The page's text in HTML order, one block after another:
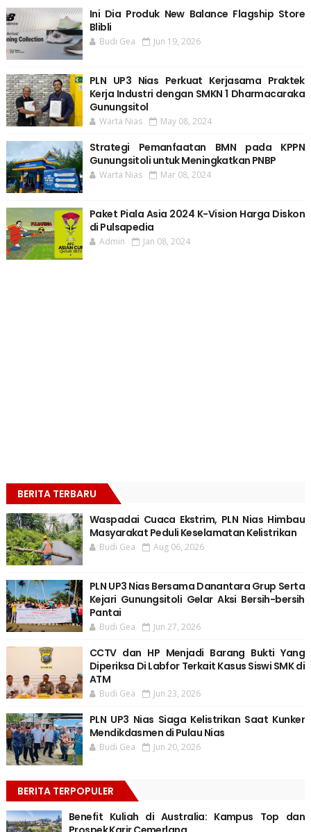
Ini Dia Produk New Balance Flagship Store
Blibli
Budi Gea Jun 19, 2026
PLN UP3 Nias Perkuat Kerjasama Praktek
Kerja Industri dengan SMKN 1 Dharmacaraka
Gunungsitol
Warta Nias May 08, 2024
Strategi Pemanfaatan BMN pada KPPN
Gunungsitoli untuk Meningkatkan PNBP
Warta Nias Mar 08, 2024
Paket Piala Asia 2024 K-Vision Harga Diskon
di Pulsapedia
Admin Jan 08, 2024
BERITA TERBARU
Waspadai Cuaca Ekstrim, PLN Nias Himbau
Masyarakat Peduli Keselamatan Kelistrikan
Budi Gea Aug 06, 2026
PLN UP3 Nias Bersama Danantara Grup Serta
Kejari Gunungsitoli Gelar Aksi Bersih-bersih
Pantai
Budi Gea Jun 27, 2026
CCTV dan HP Menjadi Barang Bukti Yang
Diperiksa Di Labfor Terkait Kasus Siswi SMK di
ATM
Budi Gea Jun 23, 2026
PLN UP3 Nias Siaga Kelistrikan Saat Kunker
Mendikdasmen di Pulau Nias
Budi Gea Jun 20, 2026
BERITA TERPOPULER
Benefit Kuliah di Australia: Kampus Top dan